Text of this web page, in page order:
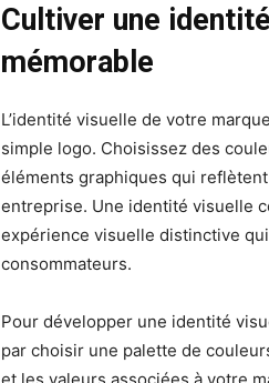
Cultiver une
mémorable
L’identité visuelle de votre
simple logo. Choisissez des
éléments graphiques qui reflètent
entreprise. Une identité visuelle
expérience visuelle distinctive
consommateurs.
Pour développer une identité
par choisir une palette de